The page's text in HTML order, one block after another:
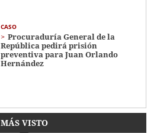
CASO
Procuraduría General de la
República pedirá prisión
preventiva para Juan Orlando
Hernández
MÁS VISTO